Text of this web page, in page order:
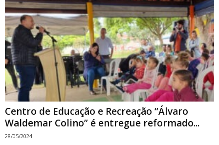
Centro de Educação e Recreação “Álvaro
Waldemar Colino” é entregue reformado...
28/05/2024